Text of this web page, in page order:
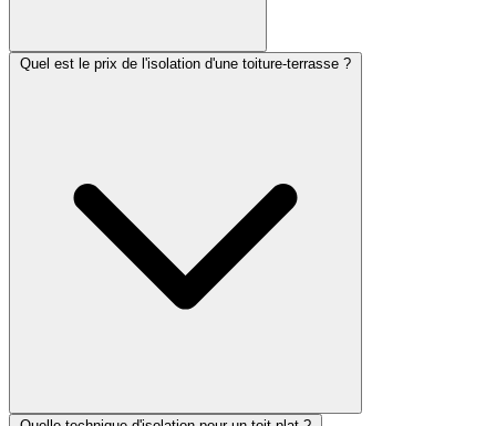
Quel est le prix de l'isolation d'une toiture-terrasse ?